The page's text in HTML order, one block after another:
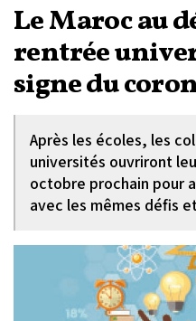
Le Maroc au
rentrée
signe du
Après les écoles, les
universités ouvriront
octobre prochain pour
avec les mêmes défis